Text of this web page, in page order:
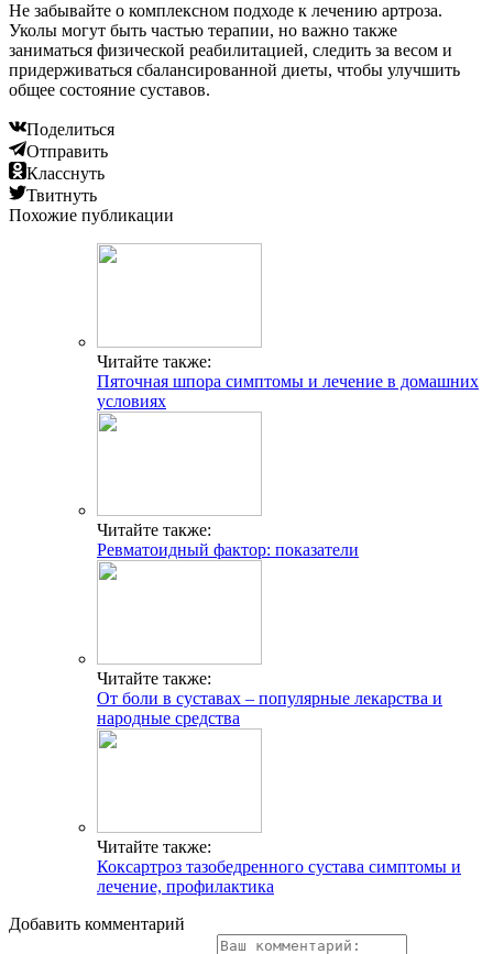
Не забывайте о комплексном подходе к лечению артроза.
Уколы могут быть частью терапии, но важно также
заниматься физической реабилитацией, следить за весом и
придерживаться сбалансированной диеты, чтобы улучшить
общее состояние суставов.
Поделиться
Отправить
Класснуть
Твитнуть
Похожие публикации
Читайте также:
Пяточная шпора симптомы и лечение в домашних
условиях
Читайте также:
Ревматоидный фактор: показатели
Читайте также:
От боли в суставах – популярные лекарства и
народные средства
Читайте также:
Коксартроз тазобедренного сустава симптомы и
лечение, профилактика
Добавить комментарий